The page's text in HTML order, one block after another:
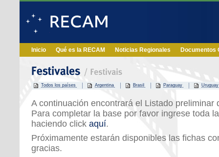
Inicio Qué es la RECAM Noticias Regionales Documentos
Todos los países Argentina Brasil Paraguay Uruguay
A continuación encontrará el Listado preliminar
Para completar la base por favor ingrese toda
haciendo click aquí.
Próximamente estarán disponibles las fichas
gracias.